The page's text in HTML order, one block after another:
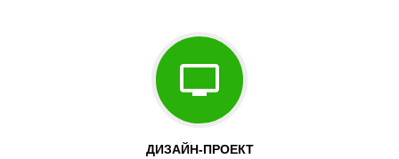
ДИЗАЙН-ПРОЕКТ